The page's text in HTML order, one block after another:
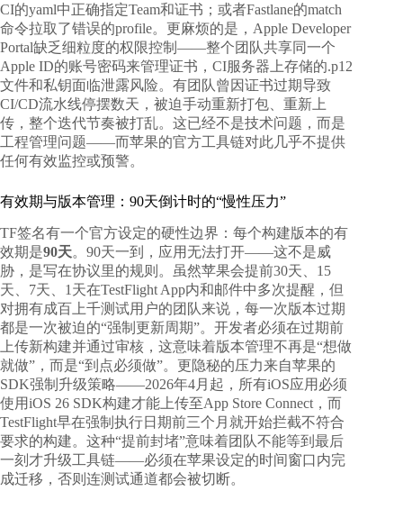
CI的yaml中正确指定Team和证书；或者Fastlane的match
命令拉取了错误的profile。更麻烦的是，Apple Developer
Portal缺乏细粒度的权限控制——整个团队共享同一个
Apple ID的账号密码来管理证书，CI服务器上存储的.p12
文件和私钥面临泄露风险。有团队曾因证书过期导致
CI/CD流水线停摆数天，被迫手动重新打包、重新上
传，整个迭代节奏被打乱。这已经不是技术问题，而是
工程管理问题——而苹果的官方工具链对此几乎不提供
任何有效监控或预警。
有效期与版本管理：90天倒计时的“慢性压力”
TF签名有一个官方设定的硬性边界：每个构建版本的有
效期是90天。90天一到，应用无法打开——这不是威
胁，是写在协议里的规则。虽然苹果会提前30天、15
天、7天、1天在TestFlight App内和邮件中多次提醒，但
对拥有成百上千测试用户的团队来说，每一次版本过期
都是一次被迫的“强制更新周期”。开发者必须在过期前
上传新构建并通过审核，这意味着版本管理不再是“想做
就做”，而是“到点必须做”。更隐秘的压力来自苹果的
SDK强制升级策略——2026年4月起，所有iOS应用必须
使用iOS 26 SDK构建才能上传至App Store Connect，而
TestFlight早在强制执行日期前三个月就开始拦截不符合
要求的构建。这种“提前封堵”意味着团队不能等到最后
一刻才升级工具链——必须在苹果设定的时间窗口内完
成迁移，否则连测试通道都会被切断。